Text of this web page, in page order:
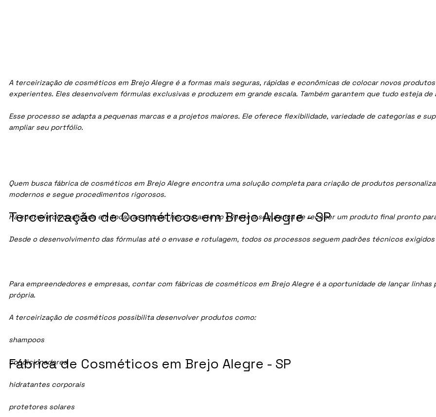
A terceirização de cosméticos em Brejo Alegre é a formas mais seguras, rápidas e econômicas de colocar novos
experientes. Eles desenvolvem fórmulas exclusivas e produzem em grande escala. Também garantem que tudo esteja de
Esse processo se adapta a pequenas marcas e a projetos maiores. Ele oferece flexibilidade, variedade de categorias e
ampliar seu portfólio.
Quem busca fábrica de cosméticos em Brejo Alegre encontra uma solução completa para criação de produtos
modernos e segue procedimentos rigorosos.
Há controle de qualidade em todas as etapas. Isso garante ao cliente a segurança de receber um produto final pronto
Desde o desenvolvimento das fórmulas até o envase e rotulagem, todos os processos seguem padrões técnicos
Para empreendedores e empresas, contar com fábricas de cosméticos em Brejo Alegre é a oportunidade de lançar
própria.
A terceirização de cosméticos possibilita desenvolver produtos como:
shampoos
condicionadores
hidratantes corporais
protetores solares
Fábrica de Cosméticos em Brejo Alegre - SP
Terceirização de Cosméticos em Brejo Alegre - SP